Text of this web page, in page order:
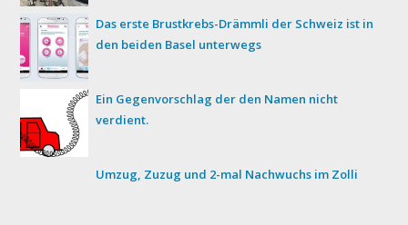
Das erste Brustkrebs-Drämmli der Schweiz ist in
den beiden Basel unterwegs
Ein Gegenvorschlag der den Namen nicht
verdient.
Umzug, Zuzug und 2-mal Nachwuchs im Zolli